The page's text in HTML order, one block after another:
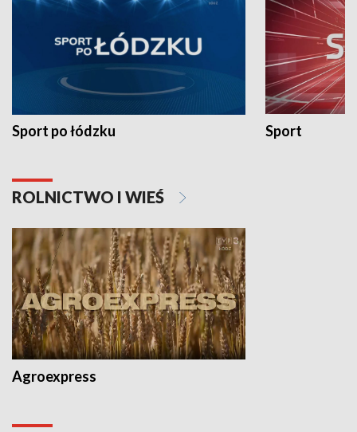
Sport po łódzku Sport
ROLNICTWO I WIEŚ
Agroexpress